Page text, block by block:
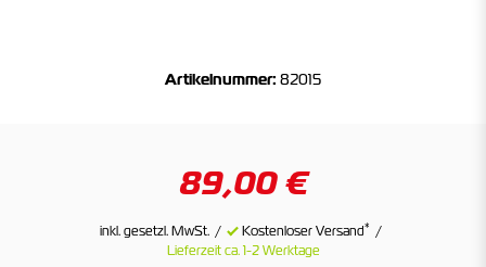
Artikelnummer: 82015
89,00 €
inkl. gesetzl. MwSt. Kostenloser Versand*
Lieferzeit ca. 1-2 Werktage